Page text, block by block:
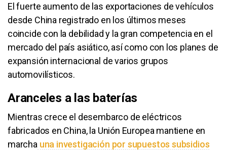
El fuerte aumento de las exportaciones de vehículos
desde China registrado en los últimos meses
coincide con la debilidad y la gran competencia en el
mercado del país asiático, así como con los planes de
expansión internacional de varios grupos
automovilísticos.
Aranceles a las baterías
Mientras crece el desembarco de eléctricos
fabricados en China, la Unión Europea mantiene en
marcha una investigación por supuestos subsidios